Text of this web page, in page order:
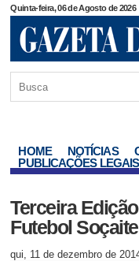
Quinta-feira, 06 de Agosto de 2026
HOME NOTÍCIAS
PUBLICAÇÕES LEGAIS
Terceira
Futebol
qui, 11 de dezembro de